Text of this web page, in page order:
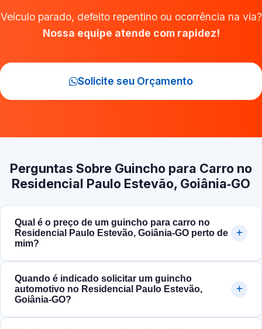
Veículo parado, defeito repentino ou ocorrência na via?
Nossa equipe atende com rapidez!
Solicite seu Orçamento
Perguntas Sobre Guincho para Carro no
Residencial Paulo Estevão, Goiânia‑GO
Qual é o preço de um guincho para carro no
Residencial Paulo Estevão, Goiânia‑GO perto de
mim?
Quando é indicado solicitar um guincho
automotivo no Residencial Paulo Estevão,
Goiânia‑GO?